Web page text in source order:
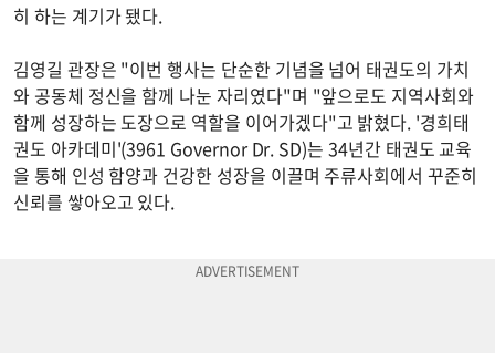
히 하는 계기가 됐다.
김영길 관장은 "이번 행사는 단순한 기념을 넘어 태권도의 가치
와 공동체 정신을 함께 나눈 자리였다"며 "앞으로도 지역사회와
함께 성장하는 도장으로 역할을 이어가겠다"고 밝혔다. '경희태
권도 아카데미'(3961 Governor Dr. SD)는 34년간 태권도 교육
을 통해 인성 함양과 건강한 성장을 이끌며 주류사회에서 꾸준히
신뢰를 쌓아오고 있다.